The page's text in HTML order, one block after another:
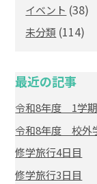
イベント (38)
未分類 (114)
最近の記事
令和8年度 1学
令和8年度 校
修学旅行4日目
修学旅行3日目